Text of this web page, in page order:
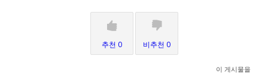
추천 0 비추천 0
이 게시물을